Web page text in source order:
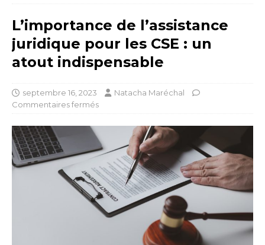
L’importance de l’assistance
juridique pour les CSE : un
atout indispensable
septembre 16, 2023
Natacha Maréchal
Commentaires fermés